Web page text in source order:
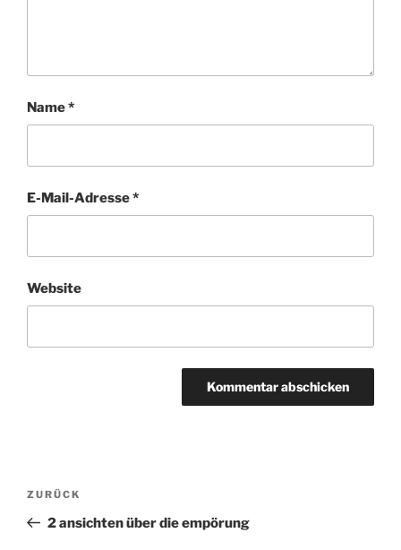
Name*
E-Mail-Adresse*
Website
Beitragsnavigation
Vorheriger
Beitrag
ZURÜCK
2 ansichten über die empörung